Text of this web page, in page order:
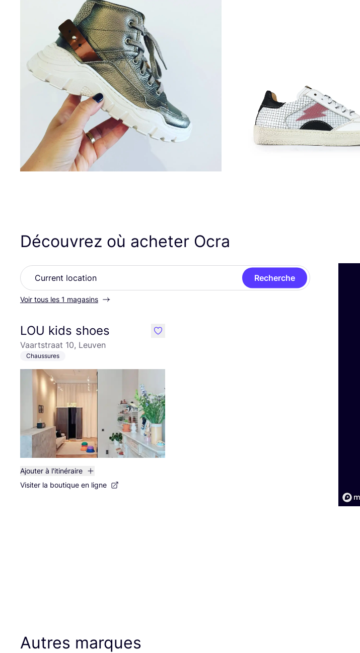
Découvrez où acheter Ocra
Recherche
Voir tous les 1 magasins
LOU kids shoes
Vaartstraat 10, Leuven
Chaussures
Ajouter à l'itinéraire
Visiter la boutique en ligne
like
Autres marques